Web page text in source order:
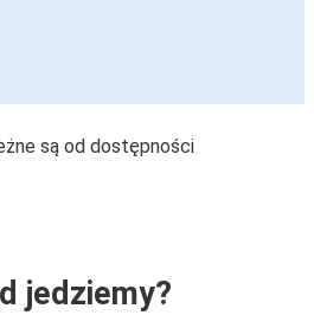
są od dostępności
jedziemy?